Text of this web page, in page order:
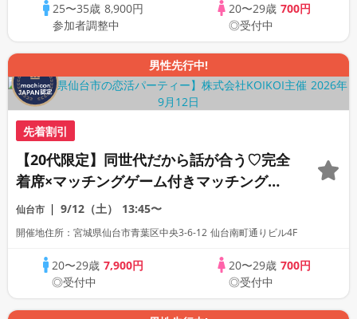
25〜35歳 8,900円
参加者調整中
20〜29歳 700円
◎受付中
男性先行中!
先着割引
【20代限定】同世代だから話が合う♡完全
着席×マッチングゲーム付きマッチングコ
ン
仙台市 9/12（土） 13:45〜
開催地住所：宮城県仙台市青葉区中央3-6-12 仙台南町通りビル4F
20〜29歳7,900円
◎受付中
20〜29歳 700円
◎受付中